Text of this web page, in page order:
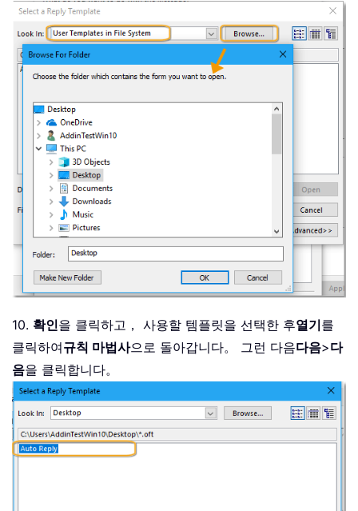
10. 확인을 클릭하고， 사용할 템플릿을 선택한 후열기를
클릭하여규칙 마법사으로 돌아갑니다。 그런 다음다음>다
음을 클릭합니다。